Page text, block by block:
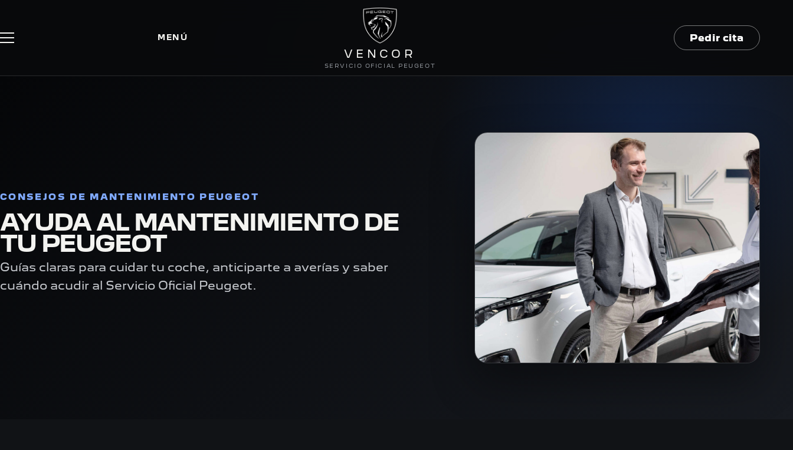
MENÚ
VENCOR
SERVICIO OFICIAL PEUGEOT
Pedir cita
CONSEJOS DE MANTENIMIENTO PEUGEOT
AYUDA AL MANTENIMIENTO DE
TU PEUGEOT
Guías claras para cuidar tu coche, anticiparte a averías y saber
cuándo acudir al Servicio Oficial Peugeot.